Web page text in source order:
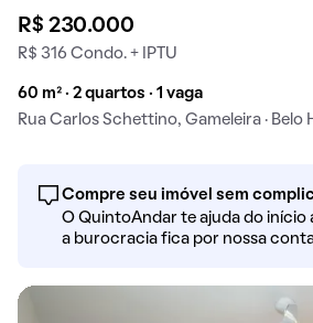
R$ 230.000
R$ 316 Condo. + IPTU
60 m² · 2 quartos · 1 vaga
Rua Carlos Schettino, Gameleira · Belo
Compre seu imóvel sem
O QuintoAndar te ajuda do início
a burocracia fica por nossa